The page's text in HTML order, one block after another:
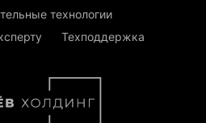
технологии
Техподдержка